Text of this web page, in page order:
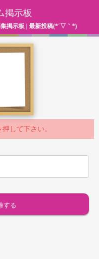
掲示板
掲示板 | 最新投稿(*´▽｀*)
して下さい。